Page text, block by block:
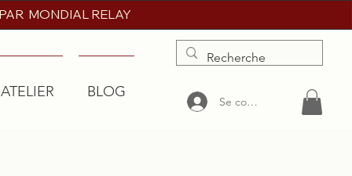
MONDIAL RELAY
BLOG More
Se connecter